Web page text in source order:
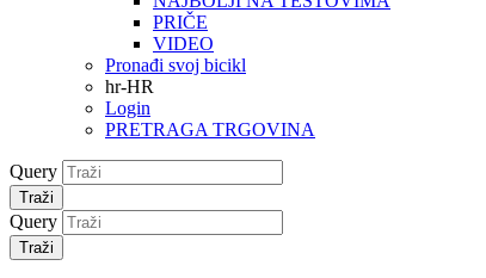
PRIČE
VIDEO
Pronađi svoj bicikl
hr-HR
Login
PRETRAGA TRGOVINA
Query
Traži
Query
Traži